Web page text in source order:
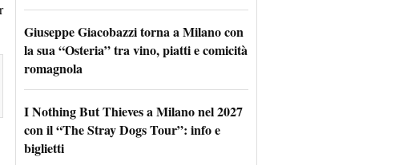
Giuseppe Giacobazzi torna a Milano con
la sua “Osteria” tra vino, piatti e comicità
romagnola
I Nothing But Thieves a Milano nel 2027
con il “The Stray Dogs Tour”: info e
biglietti